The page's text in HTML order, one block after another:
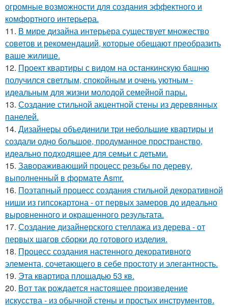
огромные возможности для создания эффектного и
комфортного интерьера.
11. В мире дизайна интерьера существует множество
советов и рекомендаций, которые обещают преобразить
ваше жилище.
12. Проект квартиры с видом на останкинскую башню
получился светлым, спокойным и очень уютным -
идеальным для жизни молодой семейной пары.
13. Создание стильной акцентной стены из деревянных
панелей.
14. Дизайнеры объединили три небольшие квартиры и
создали одно большое, продуманное пространство,
идеально подходящее для семьи с детьми.
15. Завораживающий процесс резьбы по дереву,
выполненный в формате Asmr.
16. Поэтапный процесс создания стильной декоративной
ниши из гипсокартона - от первых замеров до идеально
выровненного и окрашенного результата.
17. Создание дизайнерского стеллажа из дерева - от
первых шагов сборки до готового изделия.
18. Процесс создания настенного декоративного
элемента, сочетающего в себе простоту и элегантность.
19. Эта квартира площадью 53 кв.
20. Вот так рождается настоящее произведение
искусства - из обычной стены и простых инструментов.